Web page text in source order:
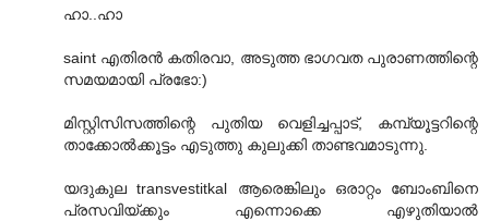
ഹാ..ഹാ
saint എതിരന്‍ കതിരവാ‍, അടുത്ത ഭാഗവത പുരാണത്തിന്റെ
സമയമായി പ്രഭോ:)
മിസ്റ്റിസിസത്തിന്റെ പുതിയ വെളിച്ചപ്പാട്, കമ്പ്യൂട്ടറിന്റെ
താക്കോല്‍ക്കൂട്ടം എടുത്തു കുലുക്കി താണ്ടവമാടുന്നു.
യദുകുല transvestitkal ആരെങ്കിലും ഒരാറ്റം ബോംബിനെ
പ്രസവിയ്ക്കും എന്നൊക്കെ എഴുതിയാല്‍